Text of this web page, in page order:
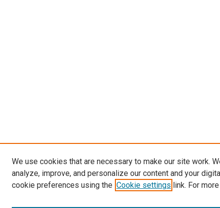
We use cookies that are necessary to make our site work.
analyze, improve, and personalize our content and your
cookie preferences using the Cookie settings link. For